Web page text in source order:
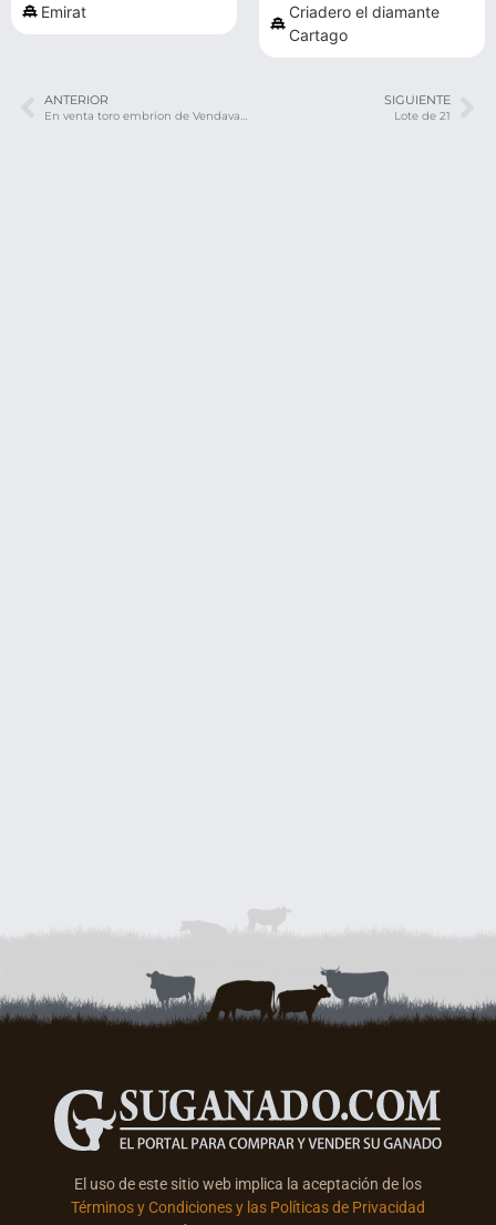
Emirat
Criadero el diamante
Cartago
ANTERIOR SIGUIENTE
Lote de 21
El uso de este sitio web implica la aceptación de los
Términos y Condiciones y las Políticas de Privacidad